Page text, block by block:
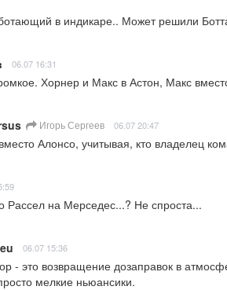
в индикаре.. Может решили
06.07 16:31
Хорнер и Макс в Астон, Макс
Игорь Сергеев 06.07 20:47
Алонсо, учитывая, кто владелец
Рассел на Мерседес...? Не спроста...
06.07 15:36
- это возвращение дозаправок в
мелкие ньюансики.